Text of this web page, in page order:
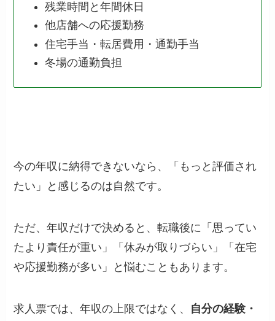
残業時間と年間休日
他店舗への応援勤務
住宅手当・転居費用・通勤手当
冬場の通勤負担
今の年収に納得できないなら、「もっと評価され
たい」と感じるのは自然です。
ただ、年収だけで決めると、転職後に「思ってい
たより責任が重い」「休みが取りづらい」「在宅
や応援勤務が多い」と悩むこともあります。
求人票では、年収の上限ではなく、 自分の経験・